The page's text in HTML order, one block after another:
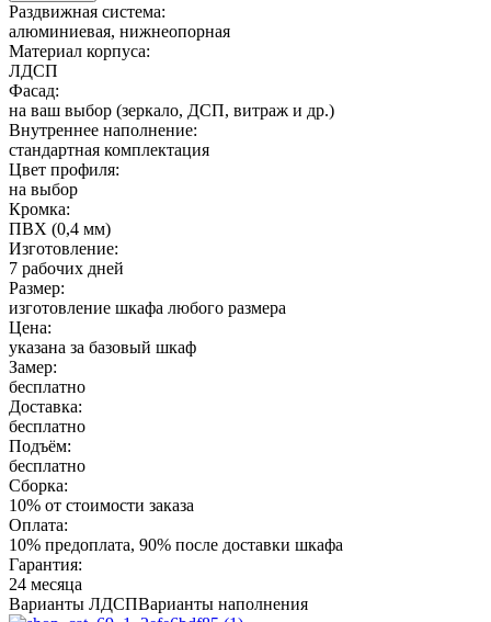
Раздвижная система:
алюминиевая, нижнеопорная
Материал корпуса:
ЛДСП
Фасад:
на ваш выбор (зеркало, ДСП, витраж и др.)
Внутреннее наполнение:
стандартная комплектация
Цвет профиля:
на выбор
Кромка:
ПВХ (0,4 мм)
Изготовление:
7 рабочих дней
Размер:
изготовление шкафа любого размера
Цена:
указана за базовый шкаф
Замер:
бесплатно
Доставка:
бесплатно
Подъём:
бесплатно
Сборка:
10% от стоимости заказа
Оплата:
10% предоплата, 90% после доставки шкафа
Гарантия:
24 месяца
Варианты ЛДСПВарианты наполнения